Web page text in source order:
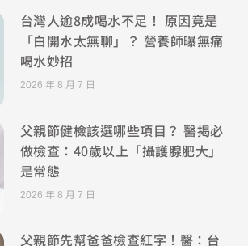
台灣人逾8成喝水不足！ 原因竟是
「白開水太無聊」？ 營養師曝無痛
喝水妙招
2026 年 8 月 7 日
父親節健檢該選哪些項目？ 醫揭必
做檢查：40歲以上「攝護腺肥大」
是常態
2026 年 8 月 7 日
父親節先幫爸爸檢查紅字！醫：台